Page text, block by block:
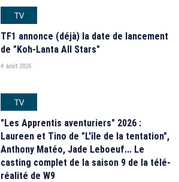
TV
TF1 annonce (déjà) la date de lancement
de "Koh-Lanta All Stars"
4 août 2026
TV
"Les Apprentis aventuriers" 2026 :
Laureen et Tino de "L'île de la tentation",
Anthony Matéo, Jade Leboeuf... Le
casting complet de la saison 9 de la télé-
réalité de W9